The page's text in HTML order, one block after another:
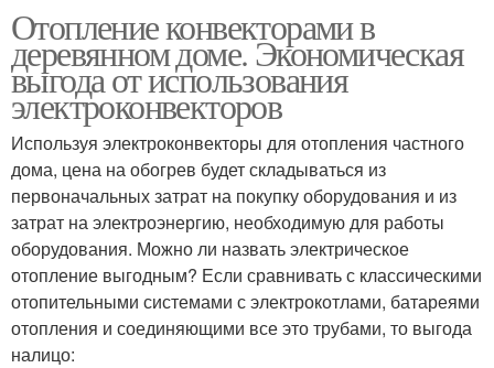
Отопление конвекторами в
деревянном доме. Экономическая
выгода от использования
электроконвекторов
Используя электроконвекторы для отопления частного
дома, цена на обогрев будет складываться из
первоначальных затрат на покупку оборудования и из
затрат на электроэнергию, необходимую для работы
оборудования. Можно ли назвать электрическое
отопление выгодным? Если сравнивать с классическими
отопительными системами с электрокотлами, батареями
отопления и соединяющими все это трубами, то выгода
налицо: